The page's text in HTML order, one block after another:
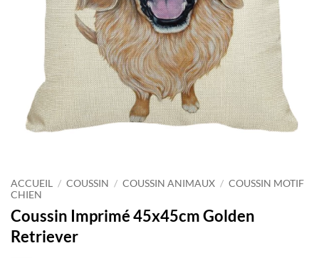
ACCUEIL / COUSSIN / COUSSIN ANIMAUX / COUSSIN MOTIF
CHIEN
Coussin Imprimé 45x45cm Golden
Retriever